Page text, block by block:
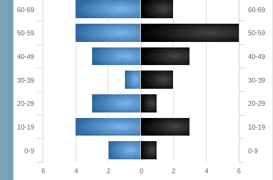
0-9
10-19
20-29
30-39
40-49
50-59
60-69
0-9
10-19
20-29
30-39
40-49
50-59
60-69
6 4 2 0 2 4 6